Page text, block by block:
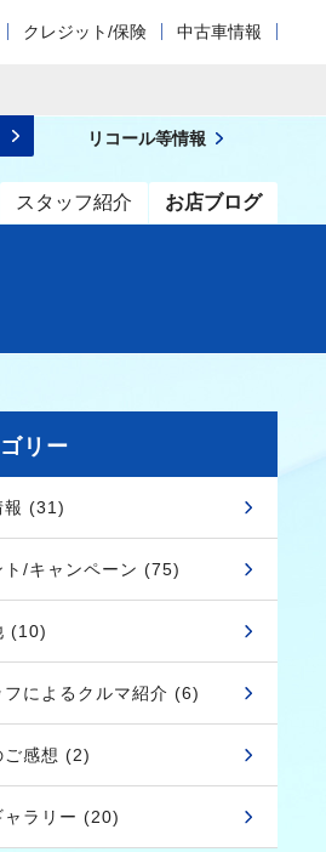
クレジット/保険 中古車情報
スタッフ紹介 お店ブログ
リコール等情報
リー
報 (31)
ト/キャンペーン (75)
(10)
フによるクルマ紹介 (6)
ご感想 (2)
ャラリー (20)